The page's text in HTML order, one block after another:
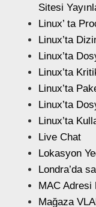
Sitesi
Linux’ ta
Linux’ta
Linux’ta
Linux’ta
Linux’ta
Linux’ta
Linux’ta
Live Chat
Lokasyon
Londra’da
MAC Adresi
Mağaza